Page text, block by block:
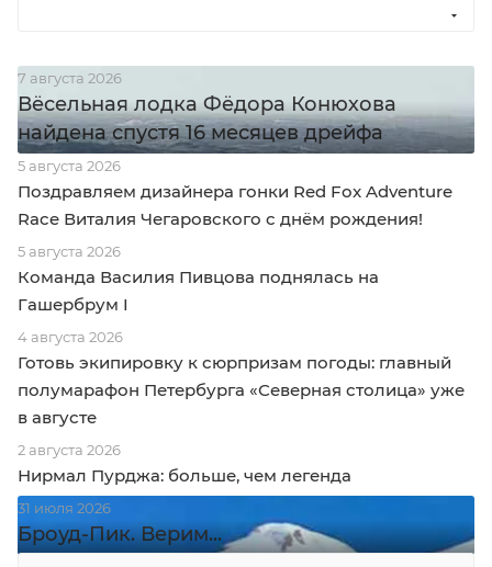
7 августа 2026
Вёсельная лодка Фёдора Конюхова
найдена спустя 16 месяцев дрейфа
5 августа 2026
Поздравляем дизайнера гонки Red Fox Adventure
Race Виталия Чегаровского с днём рождения!
5 августа 2026
Команда Василия Пивцова поднялась на
Гашербрум I
4 августа 2026
Готовь экипировку к сюрпризам погоды: главный
полумарафон Петербурга «Северная столица» уже
в августе
2 августа 2026
Нирмал Пурджа: больше, чем легенда
31 июля 2026
Броуд-Пик. Верим...